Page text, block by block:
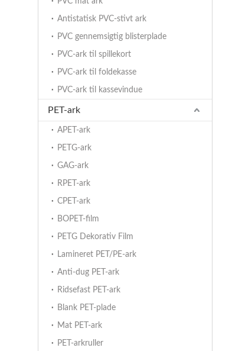
Antistatisk PVC-stivt ark
PVC gennemsigtig blisterplade
PVC-ark til spillekort
PVC-ark til foldekasse
PVC-ark til kassevindue
PET-ark
APET-ark
PETG-ark
GAG-ark
RPET-ark
CPET-ark
BOPET-film
PETG Dekorativ Film
Lamineret PET/PE-ark
Anti-dug PET-ark
Ridsefast PET-ark
Blank PET-plade
Mat PET-ark
PET-arkruller